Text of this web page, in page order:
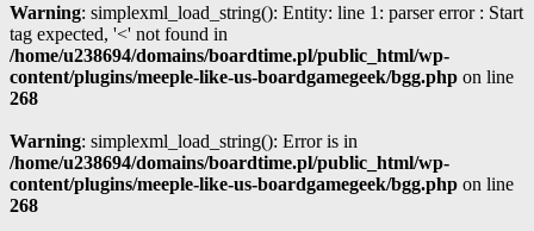
Warning: simplexml_load_string(): Entity: line 1: parser error : Start
tag expected, '<' not found in
/home/u238694/domains/boardtime.pl/public_html/wp-
content/plugins/meeple-like-us-boardgamegeek/bgg.php on line
268
Warning: simplexml_load_string(): Error is in
/home/u238694/domains/boardtime.pl/public_html/wp-
content/plugins/meeple-like-us-boardgamegeek/bgg.php on line
268